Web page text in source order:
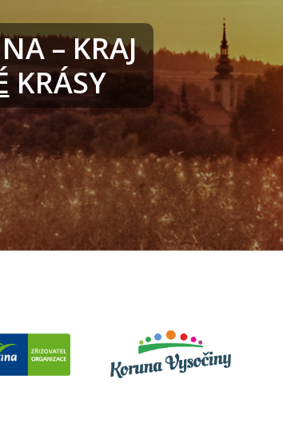
– KRAJ
KRÁSY